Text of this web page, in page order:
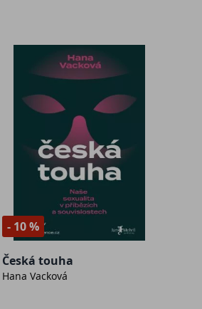
- 10 %
Česká touha
Hana Vacková